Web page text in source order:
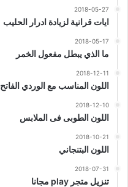
2018-05-27
ايات قرانية لزيادة ادرار الحليب
2018-05-17
ما الذي يبطل مفعول الخمر
2018-12-11
اللون المناسب مع الوردي الفاتح
2018-12-10
اللون الطوبى فى الملابس
2018-10-21
اللون البتنجاني
2018-07-31
تنزيل متجر play مجانا